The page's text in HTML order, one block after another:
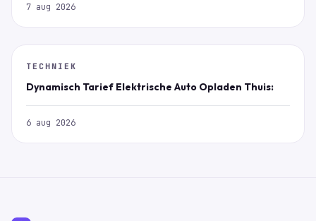
7 aug 2026
TECHNIEK
Dynamisch Tarief Elektrische Auto Opladen Thuis:
6 aug 2026